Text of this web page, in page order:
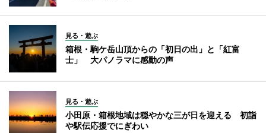
見る・遊ぶ
箱根・駒ケ岳山頂からの「初日の出」と「紅富
士」 大パノラマに感動の声
見る・遊ぶ
小田原・箱根地域は穏やかな三が日を迎える 初詣
や駅伝応援でにぎわい